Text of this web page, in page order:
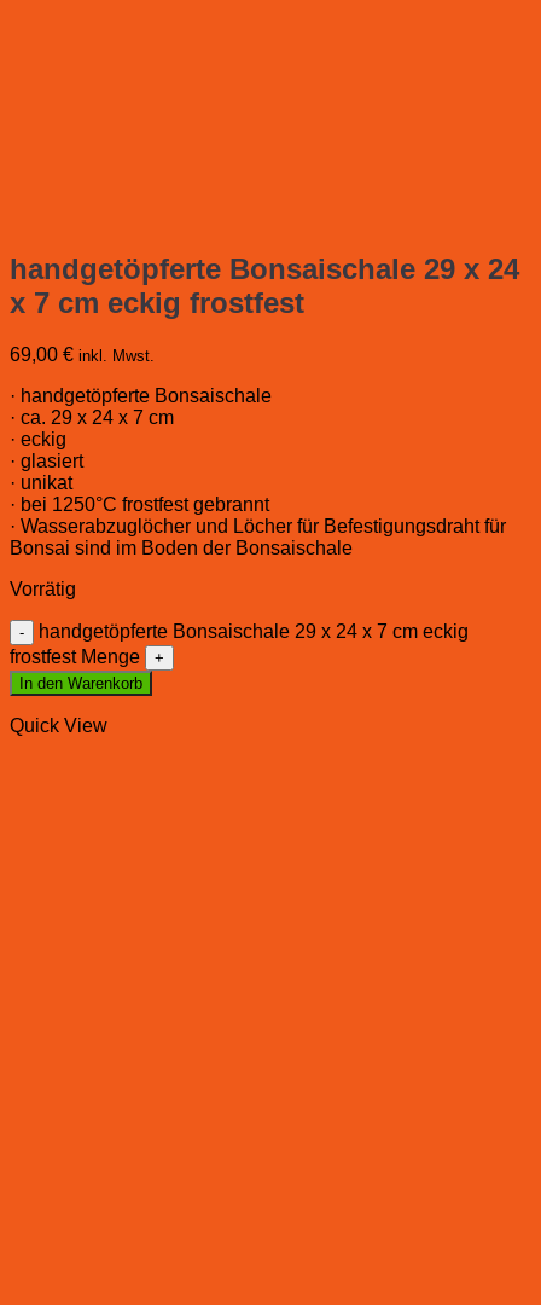
handgetöpferte Bonsaischale 29 x 24
x 7 cm eckig frostfest
69,00 € inkl. Mwst.
· handgetöpferte Bonsaischale
· ca. 29 x 24 x 7 cm
· eckig
· glasiert
· unikat
· bei 1250°C frostfest gebrannt
· Wasserabzuglöcher und Löcher für Befestigungsdraht für
Bonsai sind im Boden der Bonsaischale
Vorrätig
handgetöpferte Bonsaischale 29 x 24 x 7 cm eckig
frostfest Menge
In den Warenkorb
Quick View